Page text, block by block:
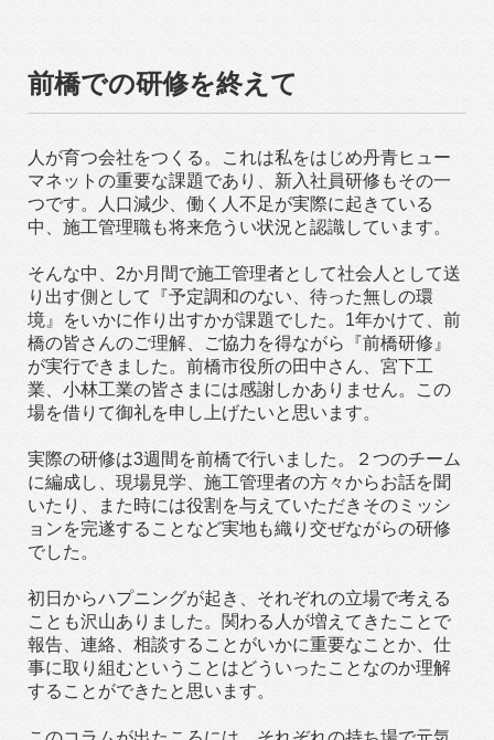
前橋での研修を終えて
人が育つ会社をつくる。これは私をはじめ丹青ヒュー
マネットの重要な課題であり、新入社員研修もその一
つです。人口減少、働く人不足が実際に起きている
中、施工管理職も将来危うい状況と認識しています。
そんな中、2か月間で施工管理者として社会人として送
り出す側として『予定調和のない、待った無しの環
境』をいかに作り出すかが課題でした。1年かけて、前
橋の皆さんのご理解、ご協力を得ながら『前橋研修』
が実行できました。前橋市役所の田中さん、宮下工
業、小林工業の皆さまには感謝しかありません。この
場を借りて御礼を申し上げたいと思います。
実際の研修は3週間を前橋で行いました。２つのチーム
に編成し、現場見学、施工管理者の方々からお話を聞
いたり、また時には役割を与えていただきそのミッシ
ョンを完遂することなど実地も織り交ぜながらの研修
でした。
初日からハプニングが起き、それぞれの立場で考える
ことも沢山ありました。関わる人が増えてきたことで
報告、連絡、相談することがいかに重要なことか、仕
事に取り組むということはどういったことなのか理解
することができたと思います。